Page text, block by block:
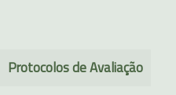
Protocolos de Avaliação